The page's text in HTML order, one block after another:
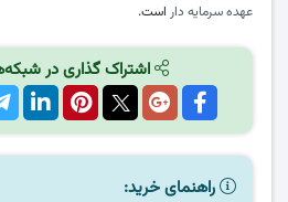
عهده سرمایه‌ دار است.
اشتراک گذاری در
راهنمای خرید: